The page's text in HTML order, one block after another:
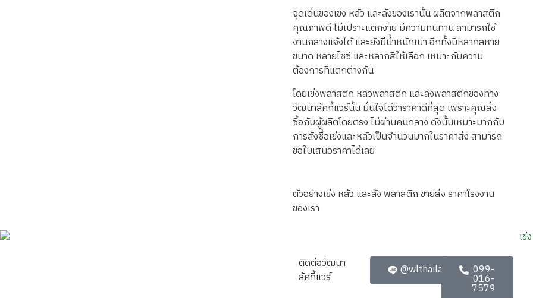
จุดเด่นของเข่ง หลัว และลังของเรานั้น ผลิตจากพลาสติก
คุณภาพดี ไม่เปราะแตกง่าย มีความทนทาน สามารถใช้
งานกลางแจ้งได้ และยังมีน้ำหนักเบา อีกทั้งมีหลากลหาย
ขนาด หลายไซซ์ และหลากสีให้เลือก เหมาะกับความ
ต้องการที่แตกต่างกัน
โดยเข่งพลาสติก หลัวพลาสติก และลังพลาสติกของทาง
วัฒนาลัคกี้แวร์นั้น มั่นใจได้ว่าราคาดีที่สุด เพราะคุณสั่ง
ซื้อกับผู้ผลิตโดยตรง ไม่ผ่านคนกลาง ดังนั้นเหมาะมากกับ
การสั่งซื้อเข่งและหลัวเป็นจำนวนมากในราคาส่ง สามารถ
ขอใบเสนอราคาได้เลย
ตัวอย่างเข่ง หลัว และลัง พลาสติก ขายส่ง ราคาโรงงาน
ของเรา
ติดต่อวัฒนา
ลัคกี้แวร์
@wlthailand 099-
016-
7579